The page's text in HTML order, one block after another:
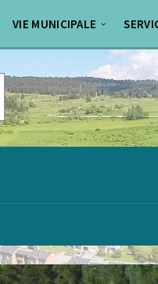
VIE MUNICIPALE